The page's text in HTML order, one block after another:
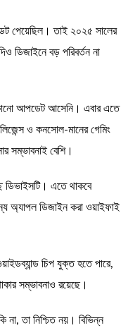
পেয়েছিল। তাই ২০২৫ সালের
ডিজাইনে বড় পরিবর্তন না
আপডেট আসেনি। এবার এতে
ও কনসোল-মানের গেমিং
সম্ভাবনাই বেশি।
ডিভাইসটি। এতে থাকবে
অ্যাপল ডিজাইন করা ওয়াইফাই
চিপ যুক্ত হতে পারে,
সম্ভাবনাও রয়েছে।
তা নিশ্চিত নয়। বিভিন্ন